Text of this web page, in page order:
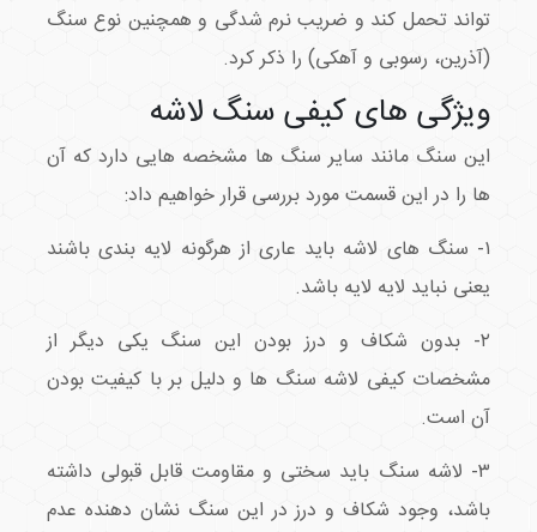
تواند تحمل کند و ضریب نرم شدگی و همچنین نوع سنگ
(آذرین، رسوبی و آهکی) را ذکر کرد.
ویژگی های کیفی سنگ لاشه
این سنگ مانند سایر سنگ ها مشخصه هایی دارد که آن
ها را در این قسمت مورد بررسی قرار خواهیم داد:
۱- سنگ های لاشه باید عاری از هرگونه لایه بندی باشند
یعنی نباید لایه لایه باشد.
۲- بدون شکاف و درز بودن این سنگ یکی دیگر از
مشخصات کیفی لاشه سنگ ها و دلیل بر با کیفیت بودن
آن است.
۳- لاشه سنگ باید سختی و مقاومت قابل قبولی داشته
باشد، وجود شکاف و درز در این سنگ نشان دهنده عدم